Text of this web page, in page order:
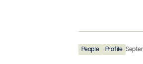
People Profile